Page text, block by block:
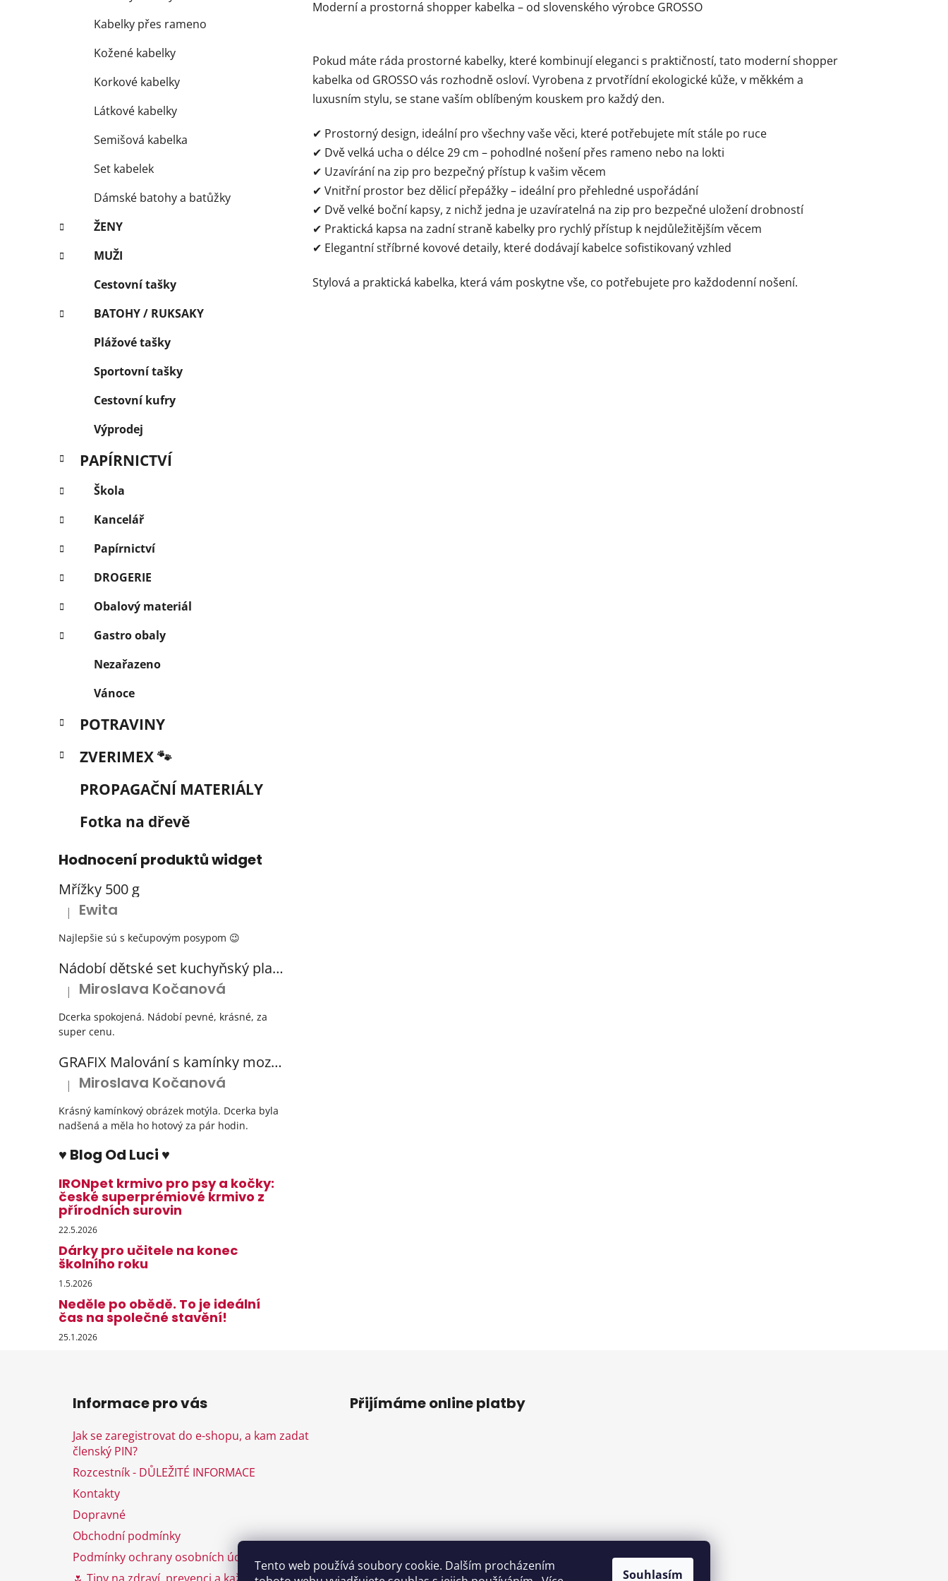
Tento web používá soubory cookie. Dalším procházením
Souhlasím
Kabelky přes rameno
Kožené kabelky
Korkové kabelky
Látkové kabelky
Semišová kabelka
Set kabelek
Dámské batohy a batůžky
ŽENY
MUŽI
Cestovní tašky
BATOHY / RUKSAKY
Plážové tašky
Sportovní tašky
Cestovní kufry
Výprodej
PAPÍRNICTVÍ
Škola
Kancelář
Papírnictví
DROGERIE
Obalový materiál
Gastro obaly
Nezařazeno
Vánoce
POTRAVINY
ZVERIMEX 🐾
PROPAGAČNÍ MATERIÁLY
Fotka na dřevě
Hodnocení produktů widget
Mřížky 500 g
Hodnocení produktu je 5 z 5 hvězdiček.
| Ewita
Najlepšie sú s kečupovým posypom 😉
Nádobí dětské set kuchyňský plastový s odkapávačem 3 barvy
Hodnocení produktu je 5 z 5 hvězdiček.
| Miroslava Kočanová
Dcerka spokojená. Nádobí pevné, krásné, za
super cenu.
GRAFIX Malování s kamínky mozaika diamantový obrázek 3 druhy
Hodnocení produktu je 5 z 5 hvězdiček.
| Miroslava Kočanová
Krásný kamínkový obrázek motýla. Dcerka byla
nadšená a měla ho hotový za pár hodin.
♥ Blog Od Luci ♥
IRONpet krmivo pro psy a kočky:
české superprémiové krmivo z
přírodních surovin
22.5.2026
Dárky pro učitele na konec
školního roku
1.5.2026
Neděle po obědě. To je ideální
čas na společné stavění!
25.1.2026
Moderní a prostorná shopper kabelka – od slovenského výrobce GROSSO
Pokud máte ráda prostorné kabelky, které kombinují eleganci s praktičností, tato moderní shopper
kabelka od GROSSO vás rozhodně osloví. Vyrobena z prvotřídní ekologické kůže, v měkkém a
luxusním stylu, se stane vaším oblíbeným kouskem pro každý den.
✔ Prostorný design, ideální pro všechny vaše věci, které potřebujete mít stále po ruce
✔ Dvě velká ucha o délce 29 cm – pohodlné nošení přes rameno nebo na lokti
✔ Uzavírání na zip pro bezpečný přístup k vašim věcem
✔ Vnitřní prostor bez dělicí přepážky – ideální pro přehledné uspořádání
✔ Dvě velké boční kapsy, z nichž jedna je uzavíratelná na zip pro bezpečné uložení drobností
✔ Praktická kapsa na zadní straně kabelky pro rychlý přístup k nejdůležitějším věcem
✔ Elegantní stříbrné kovové detaily, které dodávají kabelce sofistikovaný vzhled
Stylová a praktická kabelka, která vám poskytne vše, co potřebujete pro každodenní nošení.
Informace pro vás
Jak se zaregistrovat do e-shopu, a kam zadat
členský PIN?
Rozcestník - DŮLEŽITÉ INFORMACE
Kontakty
Dopravné
Obchodní podmínky
Podmínky ochrany osobních údajů
Přijímáme online platby